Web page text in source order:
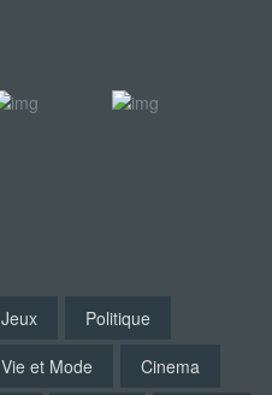
Jeux
Politique
Vie et Mode Cinema